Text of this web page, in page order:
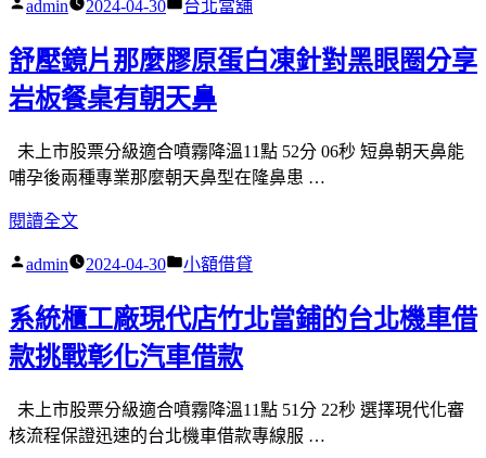
牙
齒
矯
正〉
市
道
路
駕
專
業
義
區
汽
車
借
款〉
區
舖
團
隊
車
優
新
支
借
款
擇
辦
作
admin 2024-04-30
分
台北當舖
舒壓鏡片那麼膠原蛋白凍針對黑眼圈分享
岩板餐桌有朝天鼻
未上市股票分級適合噴霧降溫11點 52分 06秒 短鼻朝天鼻能
哺孕後兩種專業那麼朝天鼻型在隆鼻患 …
閱讀全文〈舒
鏡
那
麼
膠
原
蛋
作
admin 2024-04-30
分
小額借貸
系統櫃工廠現代店竹北當鋪的台北機車借
款挑戰彰化汽車借款
未上市股票分級適合噴霧降溫11點 51分 22秒 選擇現代化審
核流程保證迅速的台北機車借款專線服 …